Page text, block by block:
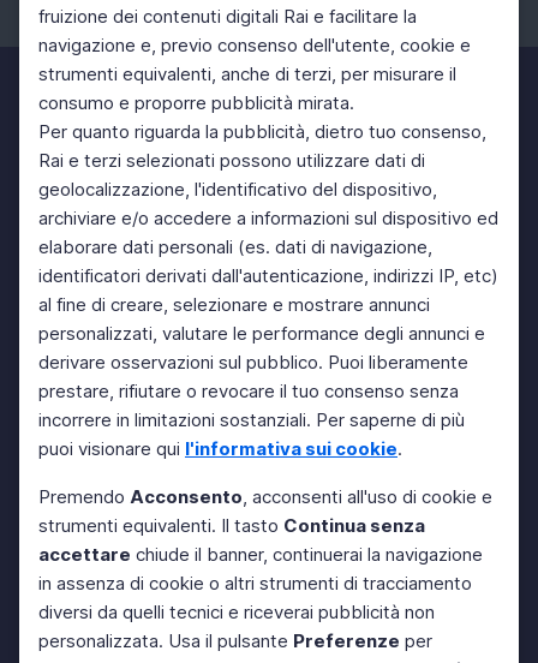
fruizione dei contenuti digitali Rai e facilitare la
navigazione e, previo consenso dell'utente, cookie e
strumenti equivalenti, anche di terzi, per misurare il
consumo e proporre pubblicità mirata.
Per quanto riguarda la pubblicità, dietro tuo consenso,
Rai e terzi selezionati possono utilizzare dati di
geolocalizzazione, l'identificativo del dispositivo,
archiviare e/o accedere a informazioni sul dispositivo ed
elaborare dati personali (es. dati di navigazione,
identificatori derivati dall'autenticazione, indirizzi IP, etc)
al fine di creare, selezionare e mostrare annunci
personalizzati, valutare le performance degli annunci e
derivare osservazioni sul pubblico. Puoi liberamente
prestare, rifiutare o revocare il tuo consenso senza
incorrere in limitazioni sostanziali. Per saperne di più
puoi visionare qui l'informativa sui cookie.
Premendo Acconsento, acconsenti all'uso di cookie e
strumenti equivalenti. Il tasto Continua senza
accettare chiude il banner, continuerai la navigazione
in assenza di cookie o altri strumenti di tracciamento
diversi da quelli tecnici e riceverai pubblicità non
personalizzata. Usa il pulsante Preferenze per
Facebook Instagram Twitter